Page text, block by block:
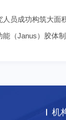
人员成功构筑大面
能（Janus）胶体
机